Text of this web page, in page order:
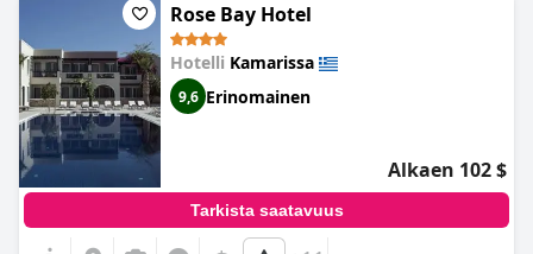
Rose Bay Hotel
Hotelli Kamarissa
9,6 Erinomainen
Alkaen 102 $
Tarkista saatavuus